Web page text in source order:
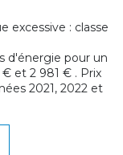
excessive : classe
d'énergie pour un
et 2 981 € . Prix
2021, 2022 et